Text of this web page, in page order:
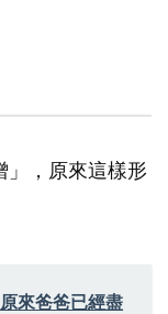
」，原來這樣形
來爸爸已經盡